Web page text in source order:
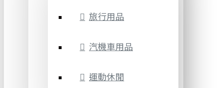
旅行用品
汽機車用品
運動休閒